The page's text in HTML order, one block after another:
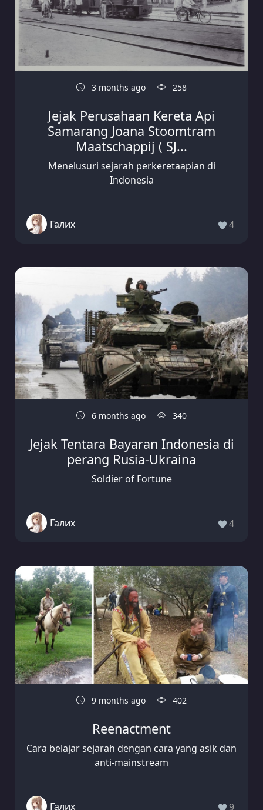
3 months ago 258
Jejak Perusahaan Kereta Api
Samarang Joana Stoomtram
Maatschappij ( SJ...
Menelusuri sejarah perkeretaapian di
Indonesia
Галих 4
6 months ago 340
Jejak Tentara Bayaran Indonesia di
perang Rusia-Ukraina
Soldier of Fortune
Галих 4
9 months ago 402
Reenactment
Cara belajar sejarah dengan cara yang asik dan
anti-mainstream
Галих 9